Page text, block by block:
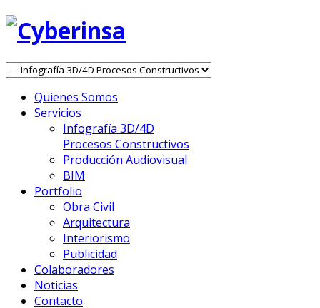
Quienes Somos
Servicios
Infografía 3D/4D
Procesos Constructivos
Producción Audiovisual
BIM
Portfolio
Obra Civil
Arquitectura
Interiorismo
Publicidad
Colaboradores
Noticias
Contacto